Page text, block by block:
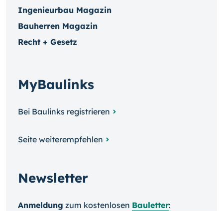
Ingenieurbau Magazin
Bauherren Magazin
Recht + Gesetz
MyBaulinks
Bei Baulinks registrieren
Seite weiterempfehlen
Newsletter
Anmeldung zum kosten­losen Bauletter: